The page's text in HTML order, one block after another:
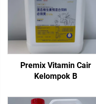
Premix Vitamin Cair
Kelompok B